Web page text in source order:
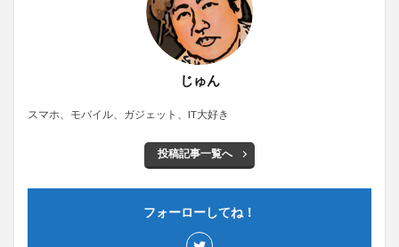
じゅん
スマホ、モバイル、ガジェット、IT大好き
投稿記事一覧へ
フォーローしてね！